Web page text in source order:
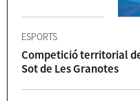
ESPORTS
Competició territorial
Sot de Les Granotes